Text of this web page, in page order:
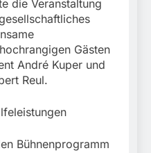
die Veranstaltung
Gästen
André Kuper und
Reul.
Bühnenprogramm